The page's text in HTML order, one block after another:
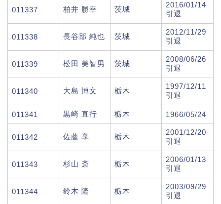
011337 柏井 勝幸 茨城
2016/01/14
引退
011338 長谷部 純也 茨城
2012/11/29
引退
011339 松田 美智男 茨城
2008/06/26
引退
011340 大島 博文 栃木
1997/12/11
引退
011341 黒崎 直行 栃木 1966/05/24
011342 佐藤 享 栃木
2001/12/20
引退
011343 杉山 斎 栃木
2006/01/13
引退
011344 鈴木 隆 栃木
2003/09/29
引退